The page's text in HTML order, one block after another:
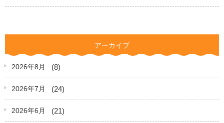
アーカイブ
2026年8月 (8)
2026年7月 (24)
2026年6月 (21)